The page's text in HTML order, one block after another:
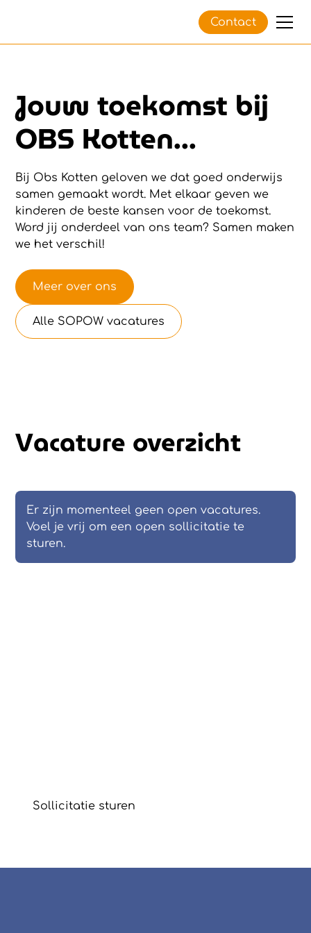
Contact
Jouw toekomst bij
OBS Kotten...
Bij Obs Kotten geloven we dat goed onderwijs
samen gemaakt wordt. Met elkaar geven we
kinderen de beste kansen voor de toekomst.
Word jij onderdeel van ons team? Samen maken
we het verschil!
Meer over ons
Alle SOPOW vacatures
Vacature overzicht
Er zijn momenteel geen open vacatures.
Voel je vrij om een open sollicitatie te
sturen.
Sollicitatie sturen